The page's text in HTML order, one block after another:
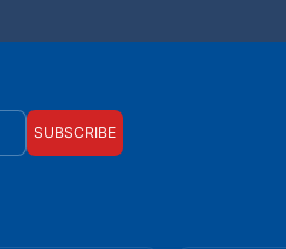
SUBSCRIBE